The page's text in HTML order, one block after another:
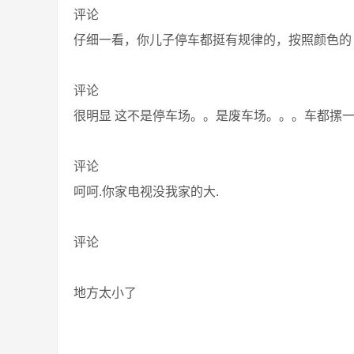
评论
仔细一看，你儿子停车都挺有规律的，按照颜色的
评论
很明显 这不是停车场。。是废车场。。。车都摞
评论
呵呵.你家电视没我家的大.
评论
地方太小了